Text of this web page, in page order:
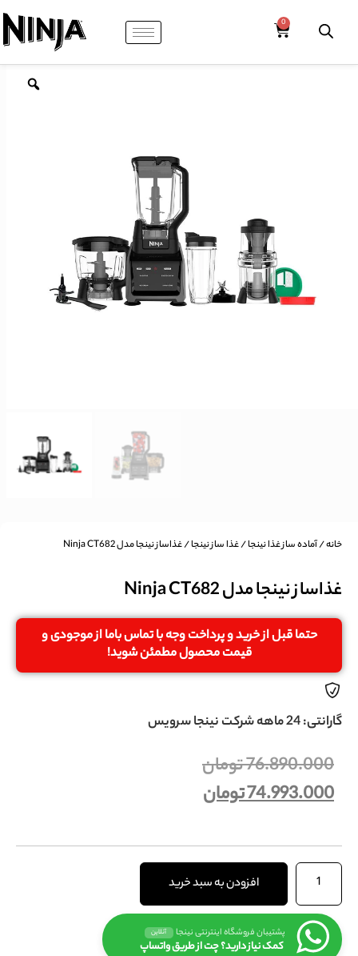
خانه/آماده ساز غذا نینجا/غذا ساز نینجا/ غذاساز نینجا مدل Ninja CT682
غذاساز نینجا مدل Ninja CT682
حتما قبل از خرید و پرداخت وجه با تماس باما از موجودی و
قیمت محصول مطمئن شوید!
گارانتی: 24 ماهه شرکت نینجا سرویس
76.890.000تومان
74.993.000تومان
افزودن به سبد خرید
پشتیبان فروشگاه اینترنتی نینجا آنلاین
کمک نیاز دارید؟ چت از طریق واتساپ